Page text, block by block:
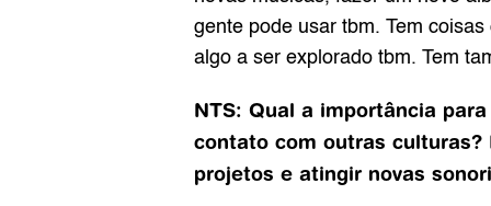
gente pode usar tbm. Tem
algo a ser explorado tbm. Tem
NTS: Qual a importância
contato com outras culturas?
projetos e atingir novas